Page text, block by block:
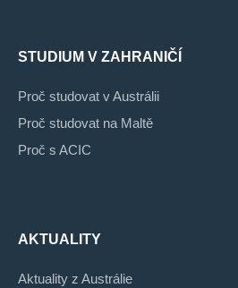
STUDIUM V ZAHRANIČÍ
Proč studovat v Austrálii
Proč studovat na Maltě
Proč s ACIC
AKTUALITY
Aktuality z Austrálie